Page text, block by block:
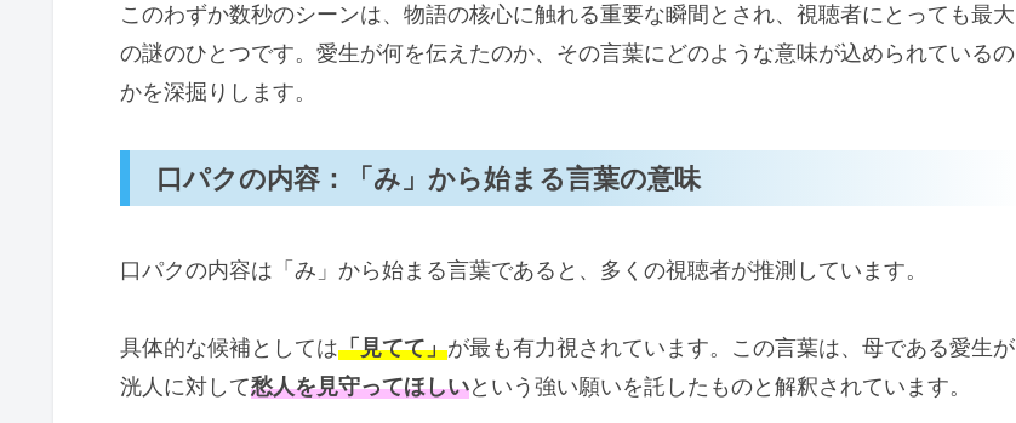
このわずか数秒のシーンは、物語の核心に触れる重要な瞬間とされ、視聴者にとっても最大
の謎のひとつです。愛生が何を伝えたのか、その言葉にどのような意味が込められているの
かを深掘りします。
口パクの内容：「み」から始まる言葉の意味
口パクの内容は「み」から始まる言葉であると、多くの視聴者が推測しています。
具体的な候補としては「見てて」が最も有力視されています。この言葉は、母である愛生が
洸人に対して愁人を見守ってほしいという強い願いを託したものと解釈されています。